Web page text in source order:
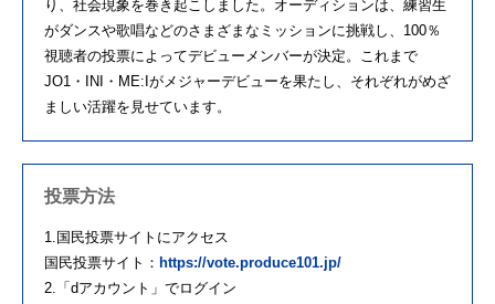
り、社会現象を巻き起こしました。オーディションは、練習生
がダンスや歌唱などのさまざまなミッションに挑戦し、100％
視聴者の投票によってデビューメンバーが決定。これまで
JO1・INI・ME:Iがメジャーデビューを果たし、それぞれがめざ
ましい活躍を見せています。
投票方法
1.国民投票サイトにアクセス
国民投票サイト： https://vote.produce101.jp/
2.「dアカウント」でログイン